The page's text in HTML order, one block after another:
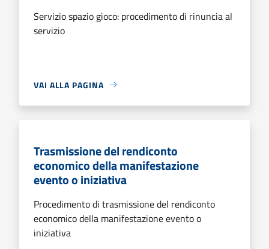
Servizio spazio gioco: procedimento di rinuncia al
servizio
VAI ALLA PAGINA
Trasmissione del rendiconto
economico della manifestazione
evento o iniziativa
Procedimento di trasmissione del rendiconto
economico della manifestazione evento o
iniziativa